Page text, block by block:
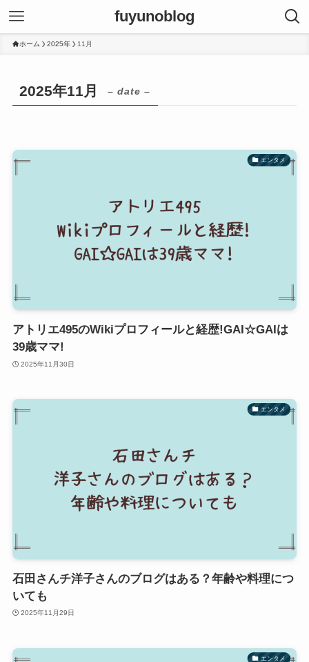
fuyunoblog
ホーム 2025年 11月
2025年11月 – date –
エンタメ
アトリエ495のWikiプロフィールと経歴!GAI☆GAIは
39歳ママ!
2025年11月30日
エンタメ
石田さんチ洋子さんのブログはある？年齢や料理につ
いても
2025年11月29日
エンタメ